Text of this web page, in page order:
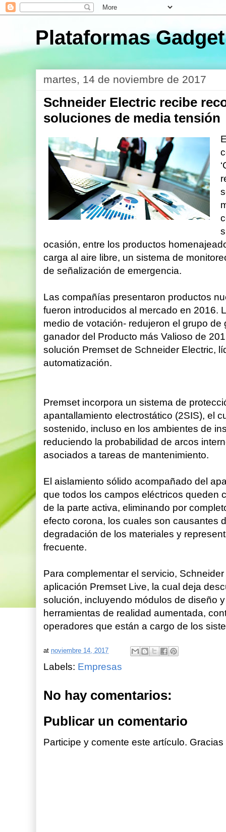
Plataformas Gadget
martes, 14 de noviembre de 2017
Schneider Electric recibe
soluciones de media tensión
ocasión, entre los productos
carga al aire libre, un sistema de
de señalización de emergencia.
Las compañías presentaron productos
fueron introducidos al mercado en 2016.
medio de votación- redujeron el grupo
ganador del Producto más Valioso de
solución Premset de Schneider Electric,
automatización.
Premset incorpora un sistema de
apantallamiento electrostático (2SIS), el
sostenido, incluso en los ambientes de
reduciendo la probabilidad de arcos
asociados a tareas de mantenimiento.
El aislamiento sólido acompañado del
que todos los campos eléctricos queden
de la parte activa, eliminando por
efecto corona, los cuales son causantes
degradación de los materiales y
frecuente.
Para complementar el servicio,
aplicación Premset Live, la cual deja
solución, incluyendo módulos de diseño
herramientas de realidad aumentada,
operadores que están a cargo de los
at noviembre 14, 2017
Labels: Empresas
No hay comentarios:
Publicar un comentario
Participe y comente este artículo. Gracias